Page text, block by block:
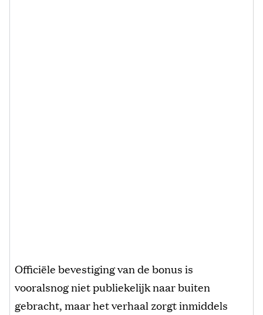
Officiële bevestiging van de bonus is
vooralsnog niet publiekelijk naar buiten
gebracht, maar het verhaal zorgt inmiddels